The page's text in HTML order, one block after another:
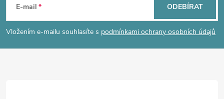
p
a
E-mail
Vložením e-mailu souhlasíte s podmínkami ochrany osobních údajů
ODEBÍRAT